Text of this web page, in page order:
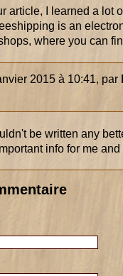
article, I learned a lot
is an
where you can
2015 à 10:41, par
be written any
info for me